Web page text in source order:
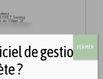
de gestion
?
FERMER